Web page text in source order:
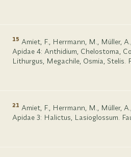
15 Amiet, F., Herrmann, M., Müller,
Apidae 4: Anthidium, Chelostoma,
Lithurgus, Megachile, Osmia, Stelis.
21 Amiet, F., Herrmann, M., Müller,
Apidae 3: Halictus, Lasioglossum.